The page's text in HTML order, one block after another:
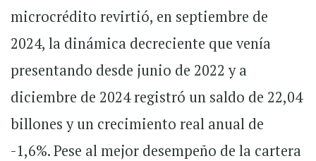
microcrédito revirtió, en septiembre de
2024, la dinámica decreciente que venía
presentando desde junio de 2022 y a
diciembre de 2024 registró un saldo de 22,04
billones y un crecimiento real anual de
-1,6%. Pese al mejor desempeño de la cartera